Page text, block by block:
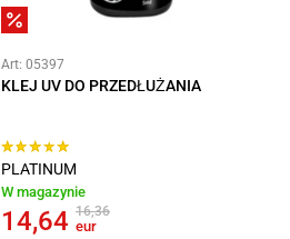
Art: 05397
KLEJ UV DO PRZEDŁUŻANIA
PLATINUM
W magazynie
14,64 16,36
eur